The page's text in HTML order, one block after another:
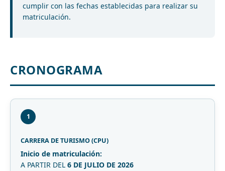
cumplir con las fechas establecidas para realizar su
matriculación.
CRONOGRAMA
1
CARRERA DE TURISMO (CPU)
Inicio de matriculación:
A PARTIR DEL 6 DE JULIO DE 2026